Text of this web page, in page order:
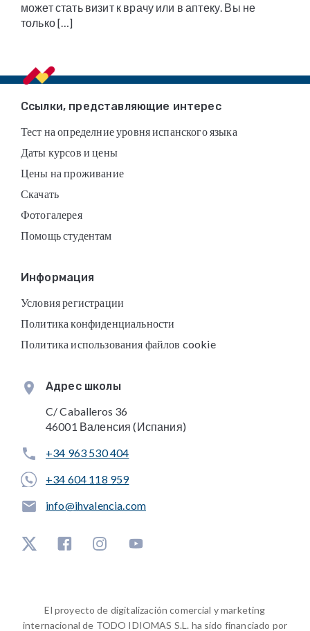
может стать визит к врачу или в аптеку. Вы не
только […]
FooterСсылки, представляющие интерес
Тест на определние уровня испанского языка
Даты курсов и цены
Цены на проживание
Скачать
Фотогалерея
Помощь студентам
Информация
Условия регистрации
Политика конфиденциальности
Политика использования файлов cookie
Адрес школы
C/ Caballeros 36
46001 Валенсия (Испания)
+34 963 530 404
+34 604 118 959
info@ihvalencia.com
El proyecto de digitalización comercial y marketing
internacional de TODO IDIOMAS S.L. ha sido financiado por